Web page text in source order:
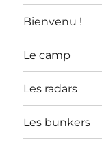
Bienvenu !
Le camp
Les radars
Les bunkers